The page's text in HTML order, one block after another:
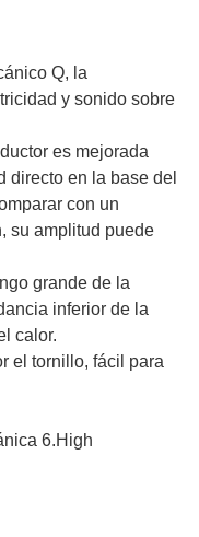
Q, la
y sonido sobre
es mejorada
directo en la base del
con un
su amplitud puede
grande de la
inferior de la
calor.
el tornillo, fácil para
6.High